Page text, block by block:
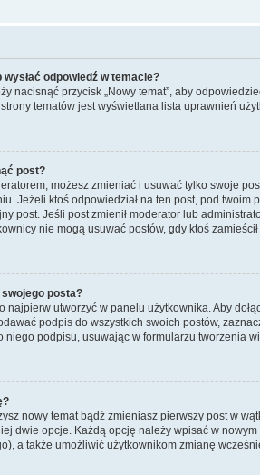
odpowiedź w temacie?
nacisnąć przycisk „Nowy temat”, aby
tematów jest wyświetlana lista uprawnień
post?
możesz zmieniać i usuwać tylko swoje
Jeżeli ktoś odpowiedział na ten post, pod
post. Jeśli post zmienił moderator lub
nie mogą usuwać postów, gdy ktoś
posta?
najpierw utworzyć w panelu użytkownika. Aby
podpis do wszystkich swoich postów,
podpisu, usuwając w formularzu tworzenia
nowy temat bądź zmieniasz pierwszy post w
dwie opcje. Każdą opcję należy wpisać w
a także umożliwić użytkownikom zmianę